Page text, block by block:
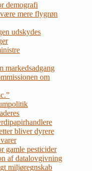
demografi
mere flygrøn
udskydes
om
bliver dyrere
gamle pesticider
af datalovgivning
miljøregnskab